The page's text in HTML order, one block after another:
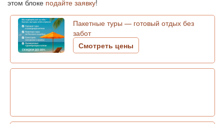
этом блоке подайте заявку!
Пакетные туры — готовый отдых без
забот
Смотреть цены